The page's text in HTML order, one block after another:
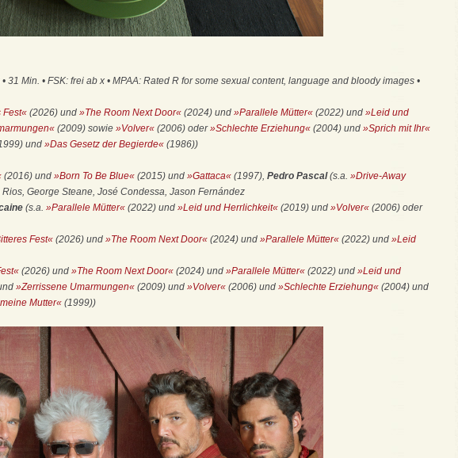
31 Min. • FSK: frei ab x • MPAA: Rated R for some sexual content, language and bloody images •
Fest« (2026) und »The Room Next Door« (2024) und »Parallele Mütter« (2022) und »Leid und
(2009) sowie »Volver« (2006) oder»Schlechte Erziehung« (2004) und »Sprich mit Ihr«
und »Das Gesetz der Begierde« (1986))
(2016) und »Born To Be Blue« (2015) und »Gattaca« (1997), Pedro Pascal(s.a. »Drive-Away
George Steane, José Condessa, Jason Fernández
(s.a. »Parallele Mütter« (2022) und »Leid und Herrlichkeit« (2019) und »Volver« (2006) oder
Fest« (2026) und »The Room Next Door« (2024) und »Parallele Mütter« (2022) und »Leid
(2026) und »The Room Next Door« (2024) und »Parallele Mütter« (2022) und »Leid und
»Zerrissene Umarmungen« (2009) und »Volver« (2006) und »Schlechte Erziehung« (2004) und
Mutter« (1999))